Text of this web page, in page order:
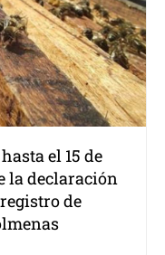
el 15 de
la declaración
de